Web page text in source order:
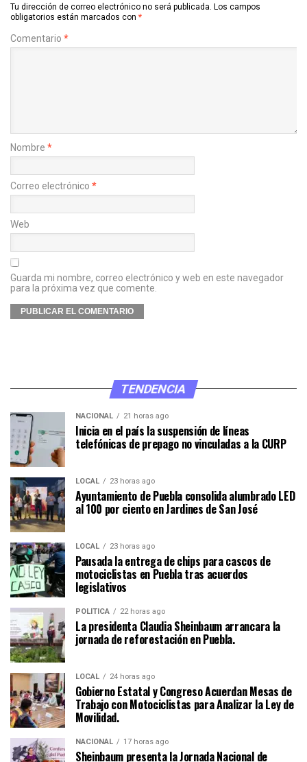
Tu dirección de correo electrónico no será publicada. Los campos
obligatorios están marcados con *
Comentario *
Nombre *
Correo electrónico *
Web
Guarda mi nombre, correo electrónico y web en este navegador
para la próxima vez que comente.
TENDENCIA
NACIONAL 21 horas ago
Inicia en el país la suspensión de líneas
telefónicas de prepago no vinculadas a la CURP
LOCAL 23 horas ago
Ayuntamiento de Puebla consolida alumbrado LED
al 100 por ciento en Jardines de San José
LOCAL 23 horas ago
Pausada la entrega de chips para cascos de
motociclistas en Puebla tras acuerdos
legislativos
POLÍTICA 22 horas ago
La presidenta Claudia Sheinbaum arrancara la
jornada de reforestación en Puebla.
LOCAL 24 horas ago
Gobierno Estatal y Congreso Acuerdan Mesas de
Trabajo con Motociclistas para Analizar la Ley de
Movilidad.
NACIONAL 17 horas ago
Sheinbaum presenta la Jornada Nacional de